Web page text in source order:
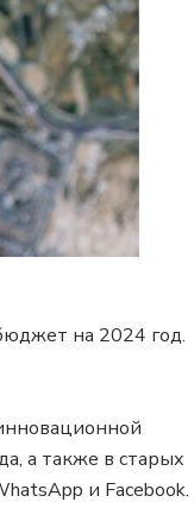
на 2024 год.
а также в старых
и Facebook.